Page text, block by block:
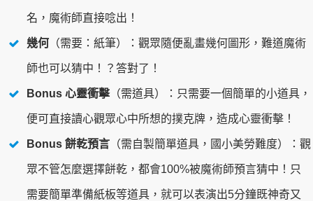
名，魔術師直接唸出！
幾何 （需要：紙筆）：觀眾隨便亂畫幾何圖形，難道魔術
師也可以猜中！？答對了！
Bonus 心靈衝擊（需道具）：只需要一個簡單的小道具，
便可直接讀心觀眾心中所想的撲克牌，造成心靈衝擊！
Bonus 餅乾預言 （需自製簡單道具，國小美勞難度）：觀
眾不管怎麼選擇餅乾，都會100%被魔術師預言猜中！只
需要簡單準備紙板等道具，就可以表演出5分鐘既神奇又